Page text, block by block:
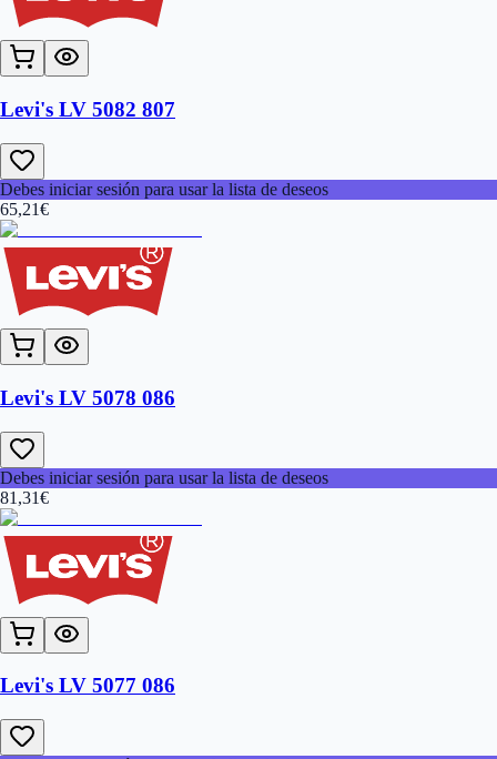
Levi's LV 5082 807
Debes iniciar sesión para usar la lista de deseos
65,21€
Levi's LV 5078 086
Debes iniciar sesión para usar la lista de deseos
81,31€
Levi's LV 5077 086